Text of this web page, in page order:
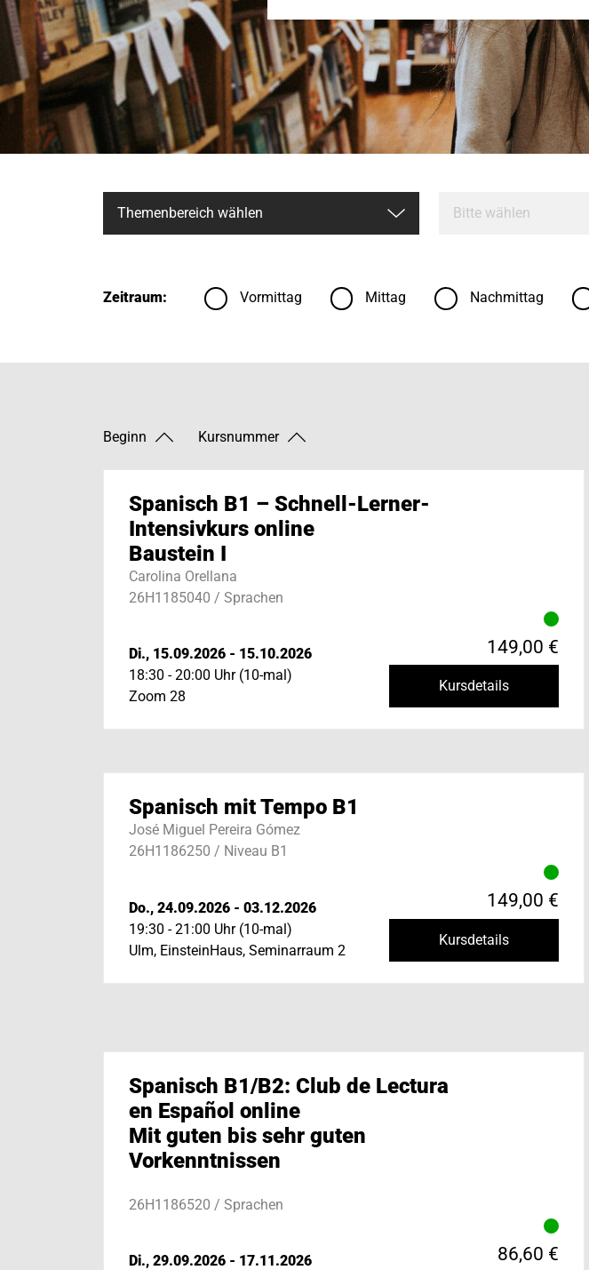
Zeitraum: Vormittag Mittag Nachmittag
Beginn Kursnummer
Spanisch B1 – Schnell-Lerner-
Intensivkurs online
Baustein I
Carolina Orellana
26H1185040 / Sprachen
Di., 15.09.2026 - 15.10.2026
18:30 - 20:00 Uhr (10-mal)
Zoom 28
149,00 €
Kursdetails
Spanisch mit Tempo B1
José Miguel Pereira Gómez
26H1186250 / Niveau B1
Do., 24.09.2026 - 03.12.2026
19:30 - 21:00 Uhr (10-mal)
Ulm, EinsteinHaus, Seminarraum 2
149,00 €
Kursdetails
Spanisch B1/B2: Club de Lectura
en Español online
Mit guten bis sehr guten
Vorkenntnissen
26H1186520 / Sprachen
Di., 29.09.2026 - 17.11.2026
86,60 €